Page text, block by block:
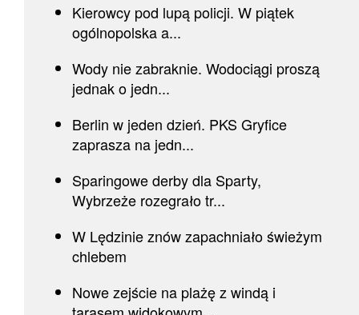
Kierowcy pod lupą policji. W piątek
ogólnopolska a...
Wody nie zabraknie. Wodociągi proszą
jednak o jedn...
Berlin w jeden dzień. PKS Gryfice
zaprasza na jedn...
Sparingowe derby dla Sparty,
Wybrzeże rozegrało tr...
W Lędzinie znów zapachniało świeżym
chlebem
Nowe zejście na plażę z windą i